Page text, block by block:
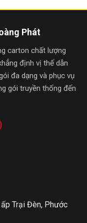
Phát
carton chất lượng
định vị thế dẫn
đa dạng và phục vụ
gói truyền thống đến
Trại Đèn, Phước